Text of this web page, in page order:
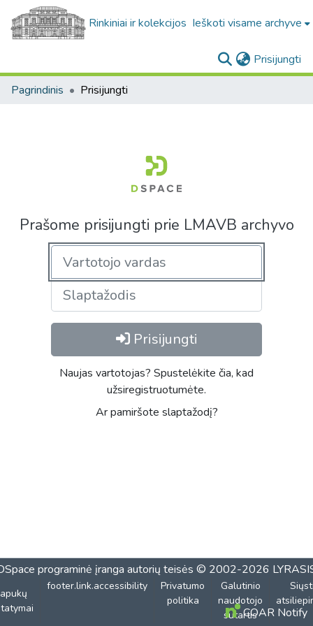
Rinkiniai ir kolekcijos Ieškoti visame archyve
Prisijungti
Pagrindinis Prisijungti
Prašome prisijungti prie LMAVB archyvo
Prisijungti
Naujas vartotojas? Spustelėkite čia, kad
užsiregistruotumėte.
Ar pamiršote slaptažodį?
programinė įranga autorių teisės © 2002-2026
footer.link.accessibility
Privatumo
politika
Galutinio
naudotojo
sutartisCOAR Notify